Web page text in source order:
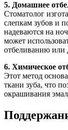
5. Домашнее
Стоматолог
слепкам зубов и
надеваются на
может
отбеливанию или
6. Химическое
Этот метод
ткани зуба, что
окрашивания